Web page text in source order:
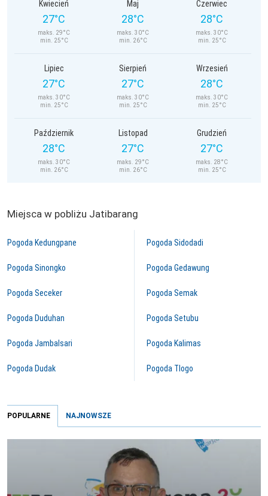
Kwiecień
27°C
maks. 29°C
min. 25°C
Maj
28°C
maks. 30°C
min. 26°C
Czerwiec
28°C
maks. 30°C
min. 25°C
Lipiec
27°C
maks. 30°C
min. 25°C
Sierpień
27°C
maks. 30°C
min. 25°C
Wrzesień
28°C
maks. 30°C
min. 25°C
Październik
28°C
maks. 30°C
min. 26°C
Listopad
27°C
maks. 29°C
min. 26°C
Grudzień
27°C
maks. 28°C
min. 25°C
Miejsca w pobliżu Jatibarang
Pogoda Kedungpane
Pogoda Sinongko
Pogoda Seceker
Pogoda Duduhan
Pogoda Jambalsari
Pogoda Dudak
Pogoda Sidodadi
Pogoda Gedawung
Pogoda Semak
Pogoda Setubu
Pogoda Kalimas
Pogoda Tlogo
POPULARNE NAJNOWSZE